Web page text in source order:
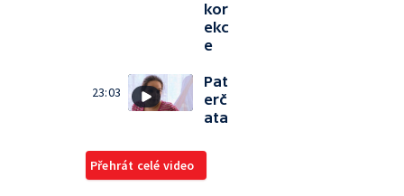
kor
ekc
e
23:03
Pat
erč
ata
Přehrát celé video